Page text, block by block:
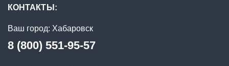
КОНТАКТЫ:
Ваш город: Хабаровск
8 (800) 551-95-57